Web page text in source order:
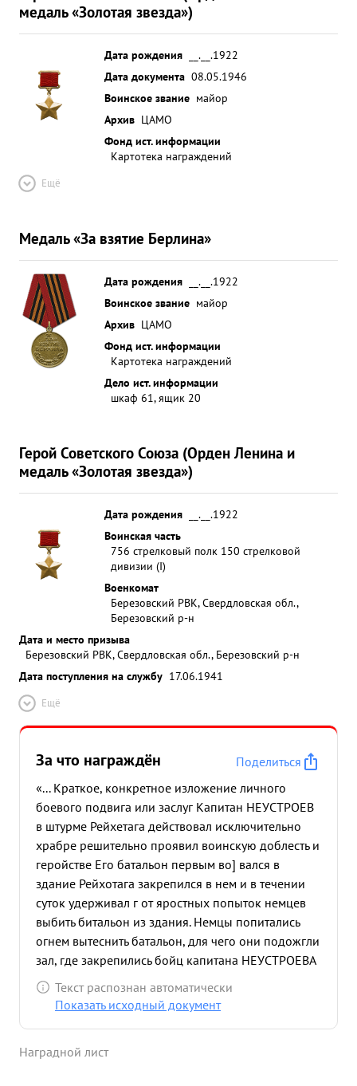
медаль «Золотая звезда»)
Дата рождения
__.__.1922
Дата документа 08.05.1946
Воинское звание майор
Архив ЦАМО
Фонд ист. информации
Картотека награждений
Ещё
Медаль «За взятие Берлина»
Дата рождения
__.__.1922
Воинское звание майор
Архив ЦАМО
Фонд ист. информации
Картотека награждений
Дело ист. информации
шкаф 61, ящик 20
Герой Советского Союза (Орден Ленина и
медаль «Золотая звезда»)
Дата рождения
__.__.1922
Воинская часть
756 стрелковый полк 150 стрелковой
дивизии (I)
Военкомат
Березовский РВК, Свердловская обл.,
Березовский р-н
Дата и место призыва
Березовский РВК, Свердловская обл., Березовский р-н
Дата поступления на службу 17.06.1941
Ещё
За что награждён
Поделиться
«... Краткое, конкретное изложение личного
боевого подвига или заслуг Капитан НЕУСТРОЕВ
в штурме Рейхетага действовал исключительно
храбре решительно проявил воинскую доблесть и
геройстве Его батальон первым во] вался в
здание Рейхотага закрепился в нем и в течении
суток удерживал г от яростных попыток немцев
выбить битальон из здания. Немцы попитались
огнем вытеснить батальон, для чего они подожгли
зал, где закрепились бойц капитана НЕУСТРОЕВА
пожир охватил почти все команты, в добавек к
этому немцы открыли уроганный огонь из
маленький корр дор. Несмотря на это капитан
Текст распознан автоматически
Показать исходный документ
Наградной лист